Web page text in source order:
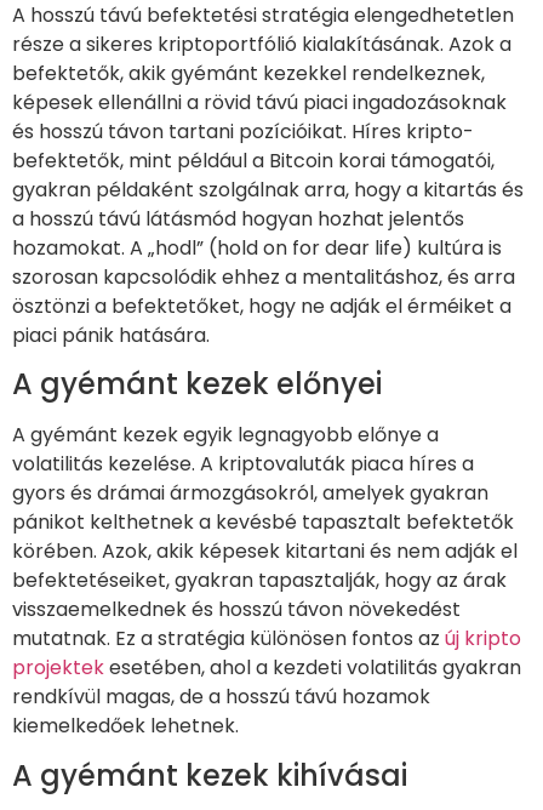
A hosszú távú befektetési stratégia elengedhetetlen
része a sikeres kriptoportfólió kialakításának. Azok a
befektetők, akik gyémánt kezekkel rendelkeznek,
képesek ellenállni a rövid távú piaci ingadozásoknak
és hosszú távon tartani pozícióikat. Híres kripto-
befektetők, mint például a Bitcoin korai támogatói,
gyakran példaként szolgálnak arra, hogy a kitartás és
a hosszú távú látásmód hogyan hozhat jelentős
hozamokat. A „hodl” (hold on for dear life) kultúra is
szorosan kapcsolódik ehhez a mentalitáshoz, és arra
ösztönzi a befektetőket, hogy ne adják el érméiket a
piaci pánik hatására.
A gyémánt kezek előnyei
A gyémánt kezek egyik legnagyobb előnye a
volatilitás kezelése. A kriptovaluták piaca híres a
gyors és drámai ármozgásokról, amelyek gyakran
pánikot kelthetnek a kevésbé tapasztalt befektetők
körében. Azok, akik képesek kitartani és nem adják el
befektetéseiket, gyakran tapasztalják, hogy az árak
visszaemelkednek és hosszú távon növekedést
mutatnak. Ez a stratégia különösen fontos az új kripto
projektekesetében, ahol a kezdeti volatilitás gyakran
rendkívül magas, de a hosszú távú hozamok
kiemelkedőek lehetnek.
A gyémánt kezek kihívásai